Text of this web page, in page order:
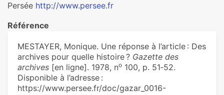
Persée http://www.persee.fr
Référence
MESTAYER, Monique. Une réponse à l’article : Des
archives pour quelle histoire ? Gazette des
archives [en ligne]. 1978, no 100, p. 51‑52.
Disponible à l’adresse :
https://www.persee.fr/doc/gazar_0016-